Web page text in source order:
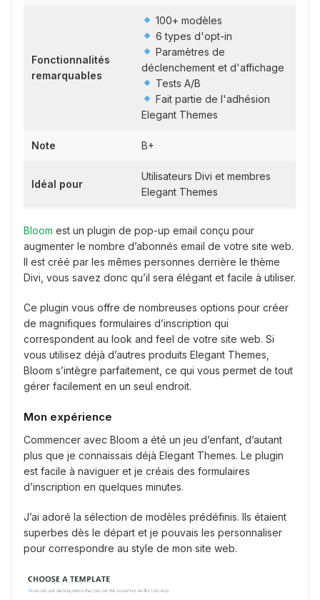
Fonctionnalités
remarquables
100+ modèles
6 types d'opt-in
Paramètres de
déclenchement et d'affichage
Tests A/B
Fait partie de l'adhésion
Elegant Themes
Note B+
Idéal pour
Utilisateurs Divi et membres
Elegant Themes
Bloom est un plugin de pop-up email conçu pour
augmenter le nombre d’abonnés email de votre site web.
Il est créé par les mêmes personnes derrière le thème
Divi, vous savez donc qu’il sera élégant et facile à utiliser.
Ce plugin vous offre de nombreuses options pour créer
de magnifiques formulaires d’inscription qui
correspondent au look and feel de votre site web. Si
vous utilisez déjà d’autres produits Elegant Themes,
Bloom s’intègre parfaitement, ce qui vous permet de tout
gérer facilement en un seul endroit.
Mon expérience
Commencer avec Bloom a été un jeu d’enfant, d’autant
plus que je connaissais déjà Elegant Themes. Le plugin
est facile à naviguer et je créais des formulaires
d’inscription en quelques minutes.
J’ai adoré la sélection de modèles prédéfinis. Ils étaient
superbes dès le départ et je pouvais les personnaliser
pour correspondre au style de mon site web.